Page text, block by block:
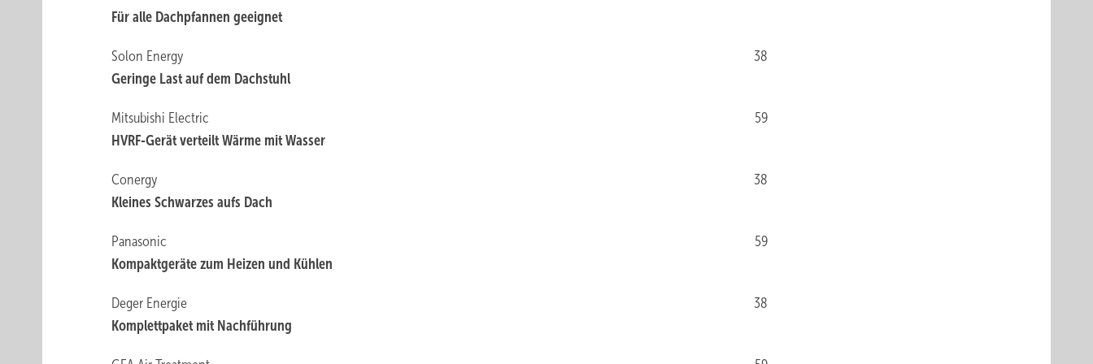
Für alle Dachpfannen geeignet
38
Solon Energy
Geringe Last auf dem Dachstuhl
59
Mitsubishi Electric
HVRF-Gerät verteilt Wärme mit Wasser
38
Conergy
Kleines Schwarzes aufs Dach
59
Panasonic
Kompaktgeräte zum Heizen und Kühlen
38
Deger Energie
Komplettpaket mit Nachführung